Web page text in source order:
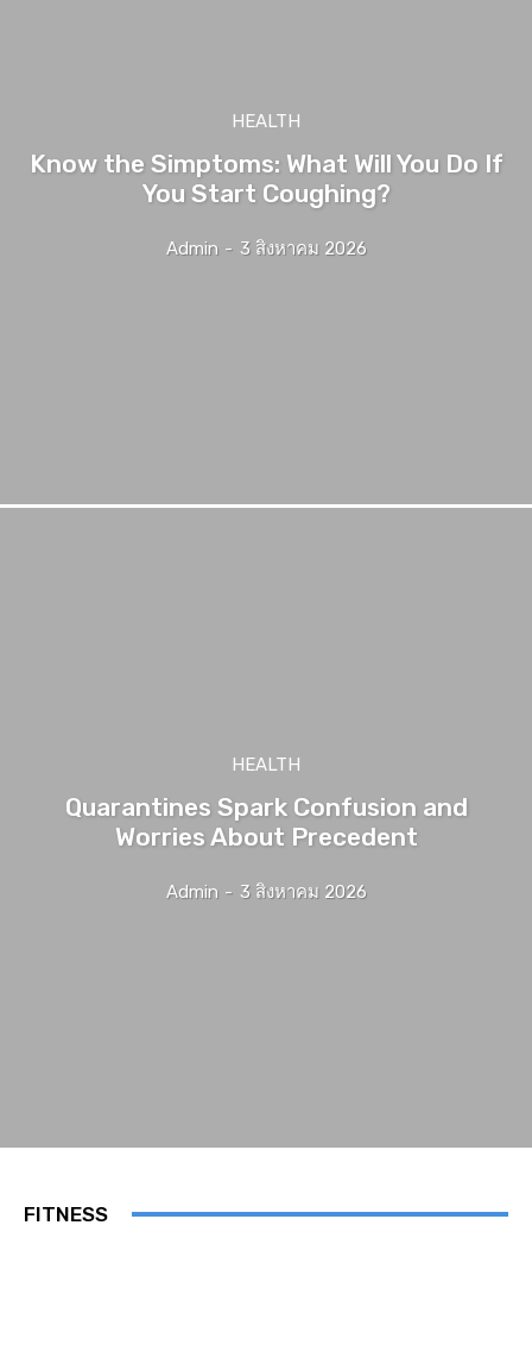
HEALTH
Know the Simptoms: What Will You Do If
You Start Coughing?
Admin - 3 สิงหาคม 2026
HEALTH
Quarantines Spark Confusion and
Worries About Precedent
Admin - 3 สิงหาคม 2026
FITNESS